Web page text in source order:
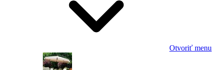
Otvoriť menu